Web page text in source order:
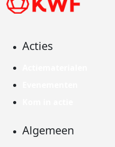
Acties
Algemeen